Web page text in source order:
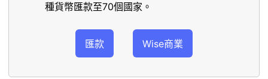
種貨幣匯款至70個國家。
匯款 Wise商業